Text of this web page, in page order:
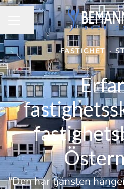
KARRIÄRMENY
Dela sidan
FASTIGHET ·
"Den här tjänsten